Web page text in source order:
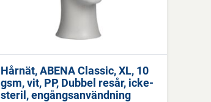
Hårnät, ABENA Classic, XL, 10
gsm, vit, PP, Dubbel resår, icke-
steril, engångsanvändning